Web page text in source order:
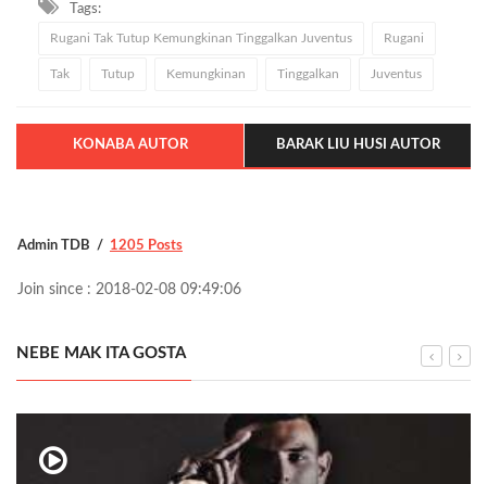
Tags:
Rugani Tak Tutup Kemungkinan Tinggalkan Juventus Rugani
Tak Tutup Kemungkinan Tinggalkan Juventus
KONABA AUTOR BARAK LIU HUSI AUTOR
Admin TDB 1205 Posts
Join since : 2018-02-08 09:49:06
NEBE MAK ITA GOSTA